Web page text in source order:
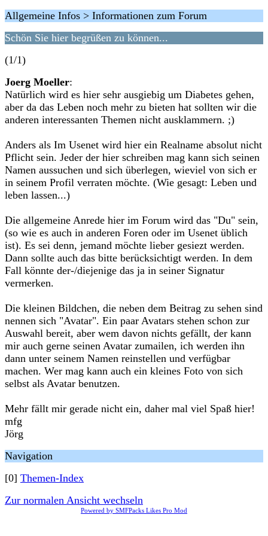
Allgemeine Infos > Informationen zum Forum
Schön Sie hier begrüßen zu können...
(1/1)
Joerg Moeller:
Natürlich wird es hier sehr ausgiebig um Diabetes gehen,
aber da das Leben noch mehr zu bieten hat sollten wir die
anderen interessanten Themen nicht ausklammern. ;)
Anders als Im Usenet wird hier ein Realname absolut nicht
Pflicht sein. Jeder der hier schreiben mag kann sich seinen
Namen aussuchen und sich überlegen, wieviel von sich er
in seinem Profil verraten möchte. (Wie gesagt: Leben und
leben lassen...)
Die allgemeine Anrede hier im Forum wird das "Du" sein,
(so wie es auch in anderen Foren oder im Usenet üblich
ist). Es sei denn, jemand möchte lieber gesiezt werden.
Dann sollte auch das bitte berücksichtigt werden. In dem
Fall könnte der-/diejenige das ja in seiner Signatur
vermerken.
Die kleinen Bildchen, die neben dem Beitrag zu sehen sind
nennen sich "Avatar". Ein paar Avatars stehen schon zur
Auswahl bereit, aber wem davon nichts gefällt, der kann
mir auch gerne seinen Avatar zumailen, ich werden ihn
dann unter seinem Namen reinstellen und verfügbar
machen. Wer mag kann auch ein kleines Foto von sich
selbst als Avatar benutzen.
Mehr fällt mir gerade nicht ein, daher mal viel Spaß hier!
mfg
Jörg
Navigation
[0] Themen-Index
Zur normalen Ansicht wechseln
Powered by SMFPacks Likes Pro Mod